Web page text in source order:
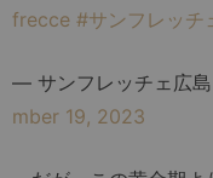
frecce #サンフレッチ
— サンフレッチェ広
mber 19, 2023